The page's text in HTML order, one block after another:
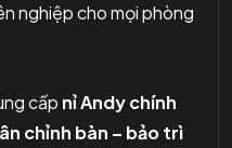
nghiệp cho mọi phòng
cấp nỉ Andy chính
chỉnh bàn – bảo trì